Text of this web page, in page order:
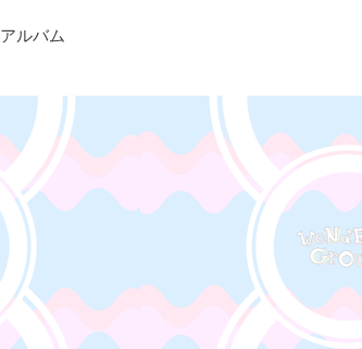
アルバム